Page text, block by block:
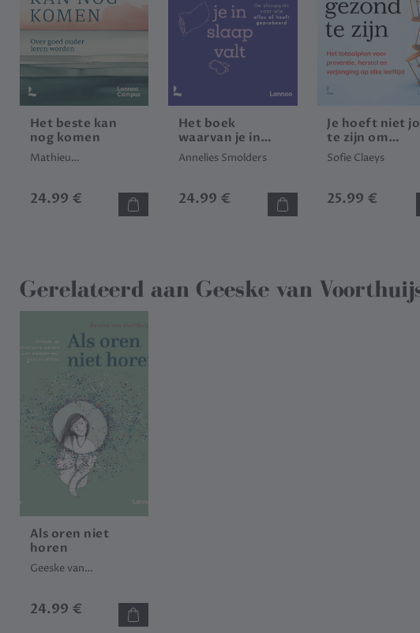
Het beste kan
nog komen
Mathieu
24.99 €
Het boek
waarvan je in
slaap valt
Annelies Smolders
24.99 €
Je hoeft niet
te zijn om
gezond te zijn
Sofie Claeys
25.99 €
Gerelateerd aan Geeske van
Als oren niet
horen
Geeske van
24.99 €